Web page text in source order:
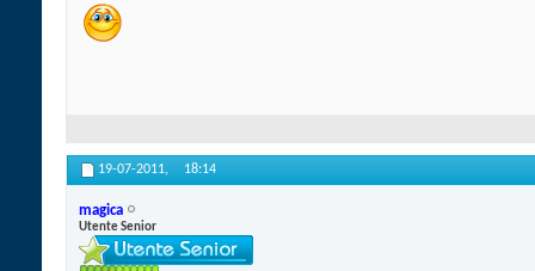
19-07-2011, 18:14
magica
Utente Senior